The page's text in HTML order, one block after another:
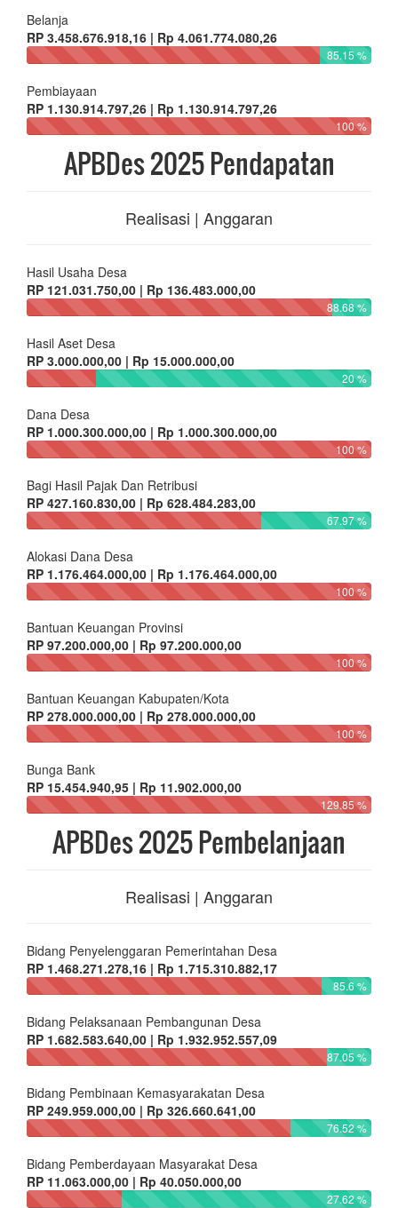
Belanja
RP 3.458.676.918,16 | Rp 4.061.774.080,26
85.15 %
Pembiayaan
RP 1.130.914.797,26 | Rp 1.130.914.797,26
100 %
APBDes 2025 Pendapatan
Realisasi | Anggaran
Hasil Usaha Desa
RP 121.031.750,00 | Rp 136.483.000,00
88.68 %
Hasil Aset Desa
RP 3.000.000,00 | Rp 15.000.000,00
20 %
Dana Desa
RP 1.000.300.000,00 | Rp 1.000.300.000,00
100 %
Bagi Hasil Pajak Dan Retribusi
RP 427.160.830,00 | Rp 628.484.283,00
67.97 %
Alokasi Dana Desa
RP 1.176.464.000,00 | Rp 1.176.464.000,00
100 %
Bantuan Keuangan Provinsi
RP 97.200.000,00 | Rp 97.200.000,00
100 %
Bantuan Keuangan Kabupaten/Kota
RP 278.000.000,00 | Rp 278.000.000,00
100 %
Bunga Bank
RP 15.454.940,95 | Rp 11.902.000,00
129.85 %
APBDes 2025 Pembelanjaan
Realisasi | Anggaran
Bidang Penyelenggaran Pemerintahan Desa
RP 1.468.271.278,16 | Rp 1.715.310.882,17
85.6 %
Bidang Pelaksanaan Pembangunan Desa
RP 1.682.583.640,00 | Rp 1.932.952.557,09
87.05 %
Bidang Pembinaan Kemasyarakatan Desa
RP 249.959.000,00 | Rp 326.660.641,00
76.52 %
Bidang Pemberdayaan Masyarakat Desa
RP 11.063.000,00 | Rp 40.050.000,00
27.62 %